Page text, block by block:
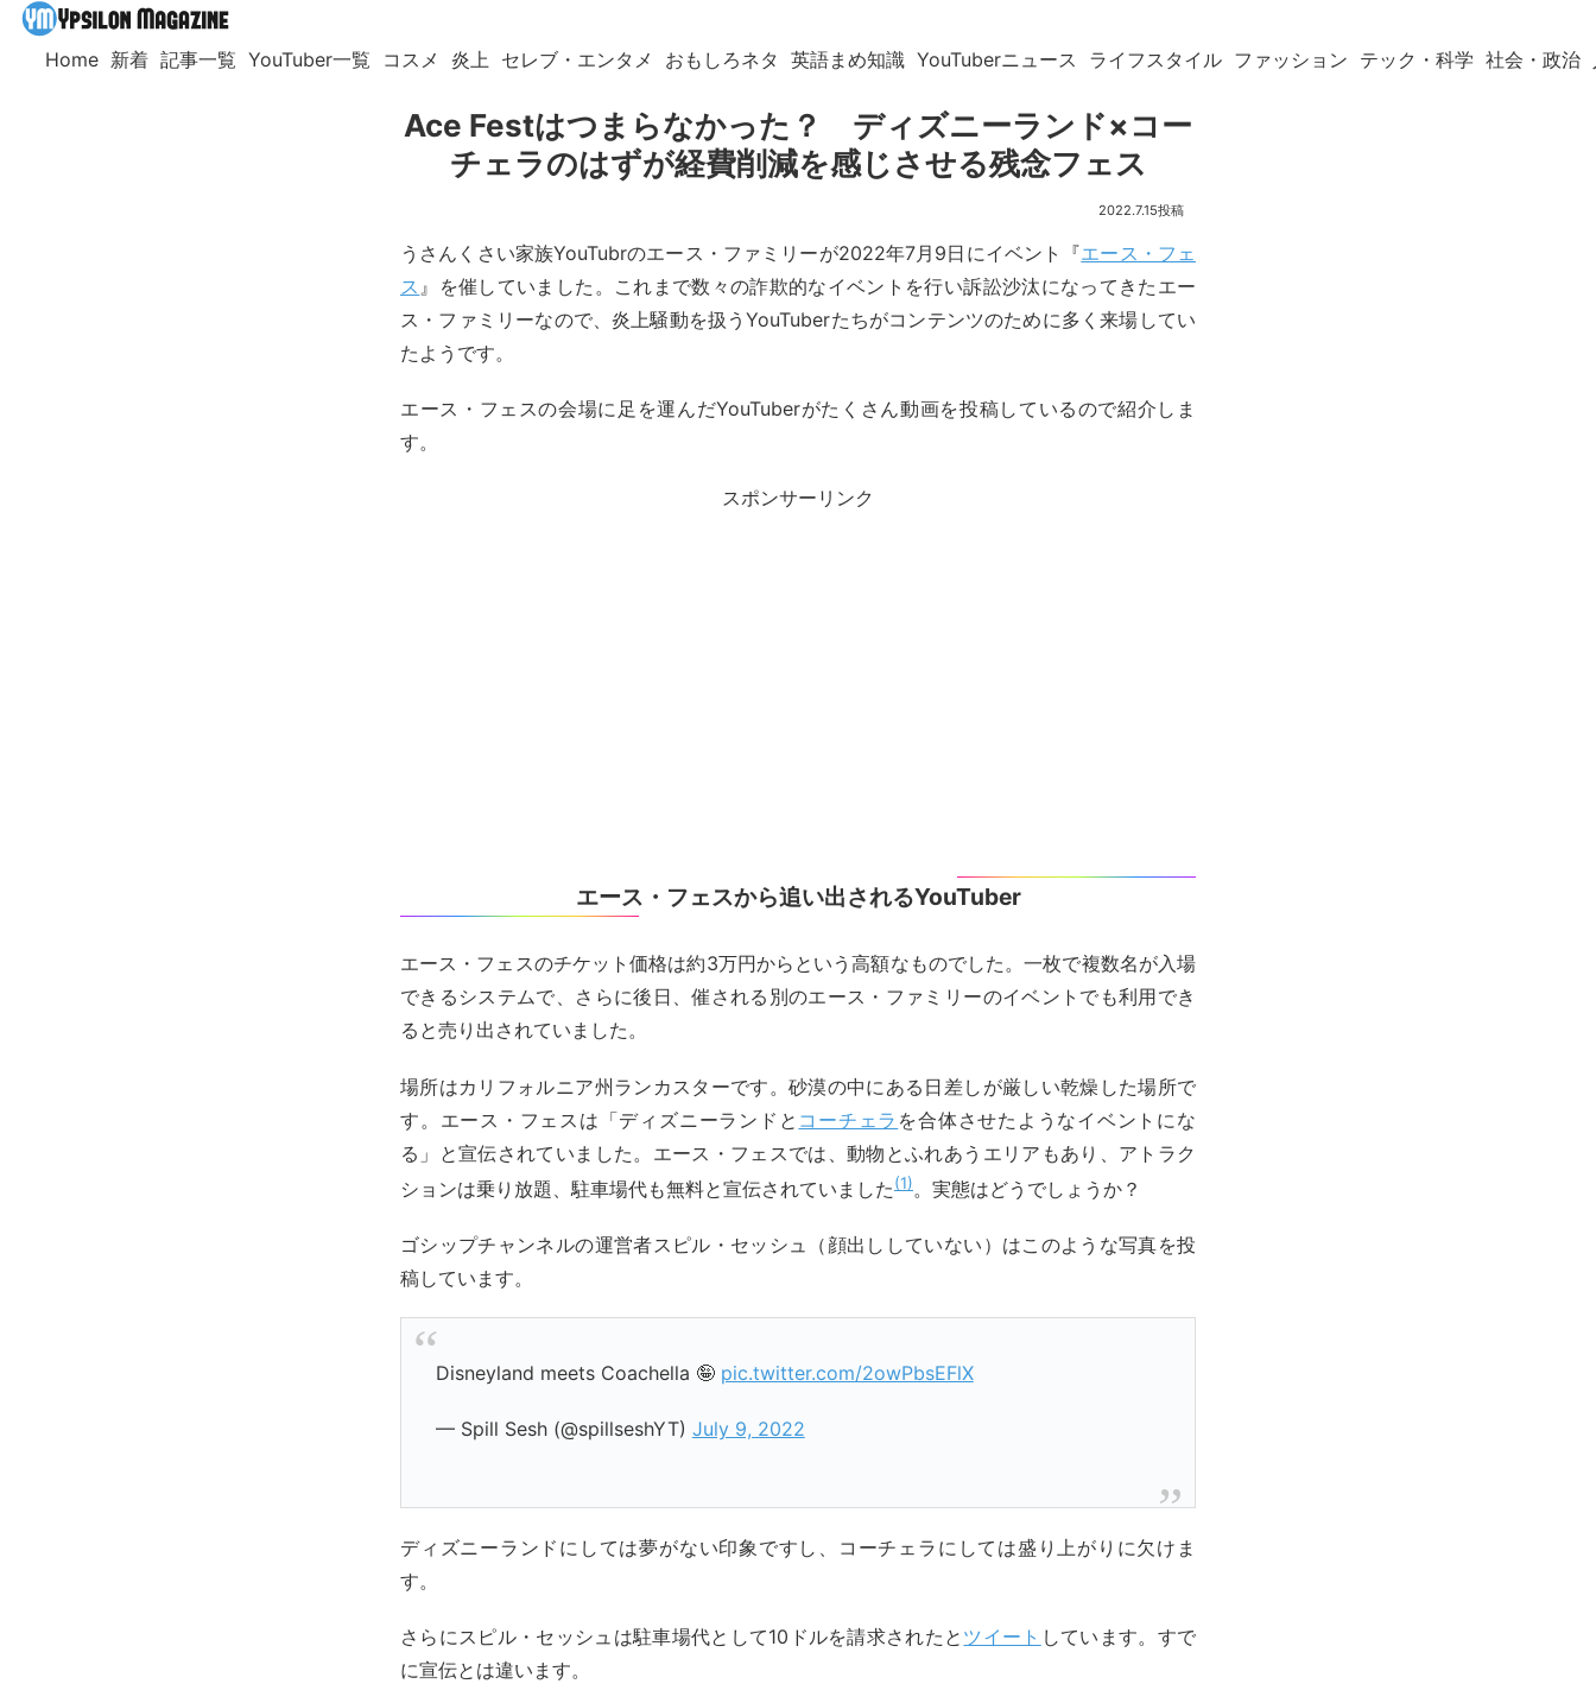
Home 新着 記事一覧 YouTuber一覧 コスメ 炎上 セレブ・エンタメ おもしろネタ 英語まめ知識 YouTuberニュース ライフスタイル ファッション テック・科学 社会・政治
Ace Festはつまらなかった？ ディズニーランド×コー
チェラのはずが経費削減を感じさせる残念フェス
2022.7.15
うさんくさい家族YouTubrのエース・ファミリーが2022年7月9日にイベント『エース・フェ
ス 』を催していました。これまで数々の詐欺的なイベントを行い訴訟沙汰になってきたエー
ス・ファミリーなので、炎上騒動を扱うYouTuberたちがコンテンツのために多く来場してい
たようです。
エース・フェスの会場に足を運んだYouTuberがたくさん動画を投稿しているので紹介しま
す。
スポンサーリンク
エース・フェスから追い出されるYouTuber
エース・フェスのチケット価格は約3万円からという高額なものでした。一枚で複数名が入場
できるシステムで、さらに後日、催される別のエース・ファミリーのイベントでも利用でき
ると売り出されていました。
場所はカリフォルニア州ランカスターです。砂漠の中にある日差しが厳しい乾燥した場所で
す。エース・フェスは「ディズニーランドと コーチェラ を合体させたようなイベントにな
る」と宣伝されていました。エース・フェスでは、動物とふれあうエリアもあり、アトラク
ションは乗り放題、駐車場代も無料と宣伝されていました 1 。実態はどうでしょうか？
ゴシップチャンネルの運営者スピル・セッシュ（顔出ししていない）はこのような写真を投
稿しています。
Disneyland meets Coachella 🤪 pic.twitter.com/2owPbsEFlX
— Spill Sesh (@spillseshYT) July 9, 2022
ディズニーランドにしては夢がない印象ですし、コーチェラにしては盛り上がりに欠けま
す。
さらにスピル・セッシュは駐車場代として10ドルを請求されたと ツイート しています。すで
に宣伝とは違います。